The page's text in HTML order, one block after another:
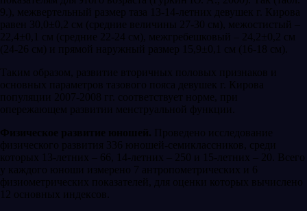
9.), межвертельный размер таза 13-14-летних девушек г. Кирова
равен 30,0±0,2 см (средние величины 27-30 см), межостистый –
22,4±0,1 см (средние 22-24 см), межгребешковый – 24,2±0,2 см
(24-26 см) и прямой наружный размер 15,9±0,1 см (16-18 см).
Таким образом, развитие вторичных половых признаков и
основных параметров тазового пояса девушек г. Кирова
популяции 2007-2008 гг. соответствует норме, при
опережающем развитии менструальной функции.
Физическое развитие юношей. Проведено исследование
физического развития 336 юношей-семиклассников, среди
которых 13-летних – 66, 14-летних – 250 и 15-летних – 20. Всего
у каждого юноши измерено 7 антропометрических и 6
физиометрических показателей, для оценки которых вычислено
12 основных индексов.